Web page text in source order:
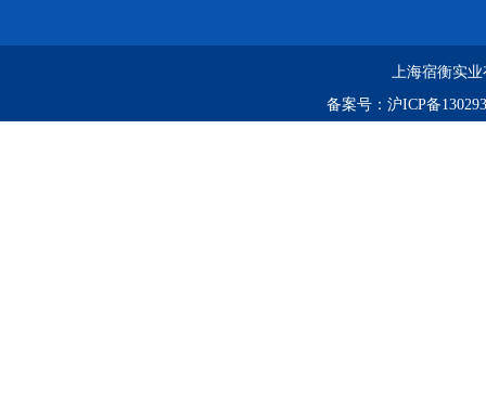
上海宿衡实
备案号： 沪ICP备